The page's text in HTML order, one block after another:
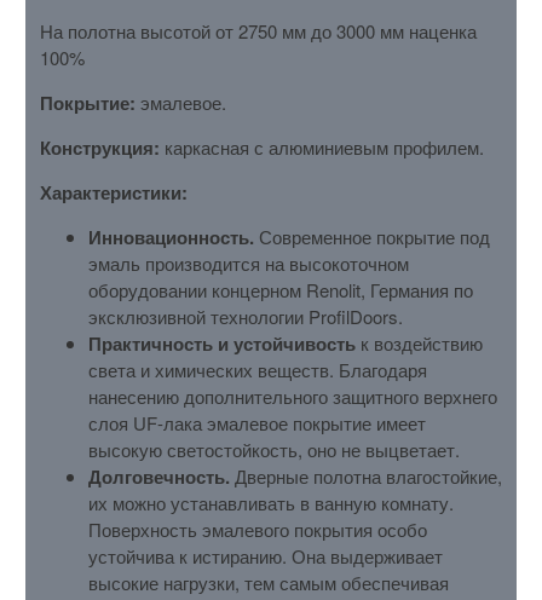
На полотна высотой от 2750 мм до 3000 мм наценка
100%
Покрытие: эмалевое.
Конструкция: каркасная с алюминиевым профилем.
Характеристики:
Инновационность. Современное покрытие под
эмаль производится на высокоточном
оборудовании концерном Renolit, Германия по
эксклюзивной технологии ProfilDoors.
Практичность и устойчивость к воздействию
света и химических веществ. Благодаря
нанесению дополнительного защитного верхнего
слоя UF-лака эмалевое покрытие имеет
высокую светостойкость, оно не выцветает.
Долговечность. Дверные полотна влагостойкие,
их можно устанавливать в ванную комнату.
Поверхность эмалевого покрытия особо
устойчива к истиранию. Она выдерживает
высокие нагрузки, тем самым обеспечивая